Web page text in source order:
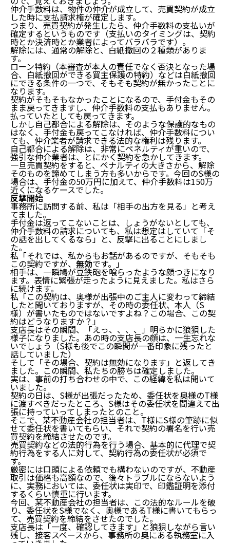
仲介手数料は、物件の仲介が成立して、売買契約が成立
した時に支払請求権が確定します。
つまり、売買契約が発生したら、仲介手数料の支払いが
確定するというものです（支払いのタイミングは、契約
時とか決済時とか業者によってバラバラです）。
解除には、通常の解除と、白紙撤回の２種類がありま
す。
ローン特約（本審査が本人の責任でなく否決となった場
合、白紙撤回ができる買主保護の特約）などは白紙撤回
にできる条件の一つで、そもそも契約が無かったことに
なります。
契約がそもそもなかったことになるので、手付金もその
まま戻ってきますし、仲介手数料の支払もありません。
払っていたとしても戻ってきます。
しかし自己都合による解除は、そのような保護的なもの
はなく、手付金も戻ってこなければ、仲介手数料につい
ても、仲介業者が請求できる法的な権利は残ります。
自己都合による解除は、非常にペネルティが重いので、
強引な仲介業者は、とにかく契約を急かしてきます。
一旦売買契約をすると、ペナルティの大きさから、解除
そのものを諦めてしまう方も多いからです。今回のS様の
場合は、手付金の50万円に加えて、仲介手数料は150万
近くになるケースでした。
反撃開始
事務所に訪問する前、私は「相手の出方を見る」と考え
てました。
手付金は返ってこないことは、しょうがないとしても、
仲介手数料の請求についても、私は想定はしていて「そ
の話を出してくるなら」と、反撃に出ることにしまし
た。
私「それでは、私からもお話があるのですが、そもそも
この契約ですが、無効です。」
相手は、一瞬鳩が豆鉄砲を喰らったような顔つきになり
ます。表情に緊張が走ったように見えました。私はさら
に続けます。
私「この契約は、奥様が出張中のご主人に変わって締結
したと聞いておりますが、その時の委任状、本人（S
様）が書いたものではないですよね？この場合、この契
約はどうなりますか？」
支店長はその瞬間、「えっ、、、、」明らかに狼狽した
様子になりました。あの時の支店長の顔は、一生忘れな
いでしょう（S様も後でこの瞬間が一番印象に残ったと
話していました）
そして「その場合、契約は無効になります」と返してき
ました。この瞬間、私たちの勝ちは確定しました。
実は、事前の打ち合わせの中で、この経緯を私は聞いて
いました。
契約の日は、S様が出張だったため、委任状を奥様のT様
に渡すべきだったところ、S様はその委任状を間違えて出
張に持っていってしまったとのこと。
そこで、某不動産会社の担当者は、T様にS様の筆跡に似
せて委任状を書いてもらい、それで契約の署名を行い売
買契約を締結させたのです。
売買契約などの法的行為を行う場合、基本的に代理で契
約行為をする人に対して、契約行為の委任状が必須で
す。
厳密には口頭による依頼でも構わないのですが、不動産
取引は価格も高額なので、後々トラブルにならないよう
に、実務においては、委任状は実印で、印鑑証明を添付
するくらい慎重に行います。
今回、某不動産会社の担当者は、この法的なルールを破
り、委任状をS様でなく、奥様であるT様に書いてもらっ
て、売買契約を締結をさせたのでした。
支店長は「一度、確認してきます」と狼狽しながら言い
残し、接客スペースから、事務所の奥にある執務室に入